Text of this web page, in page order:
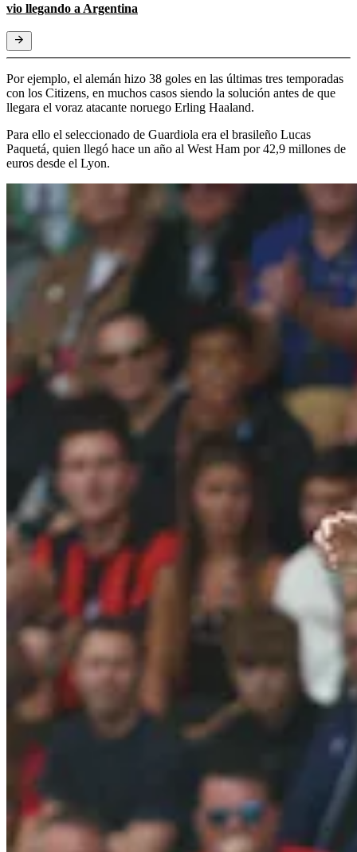
vio llegando a Argentina
Por ejemplo, el alemán hizo 38 goles en las últimas tres temporadas
con los Citizens, en muchos casos siendo la solución antes de que
llegara el voraz atacante noruego Erling Haaland.
Para ello el seleccionado de Guardiola era el brasileño Lucas
Paquetá, quien llegó hace un año al West Ham por 42,9 millones de
euros desde el Lyon.